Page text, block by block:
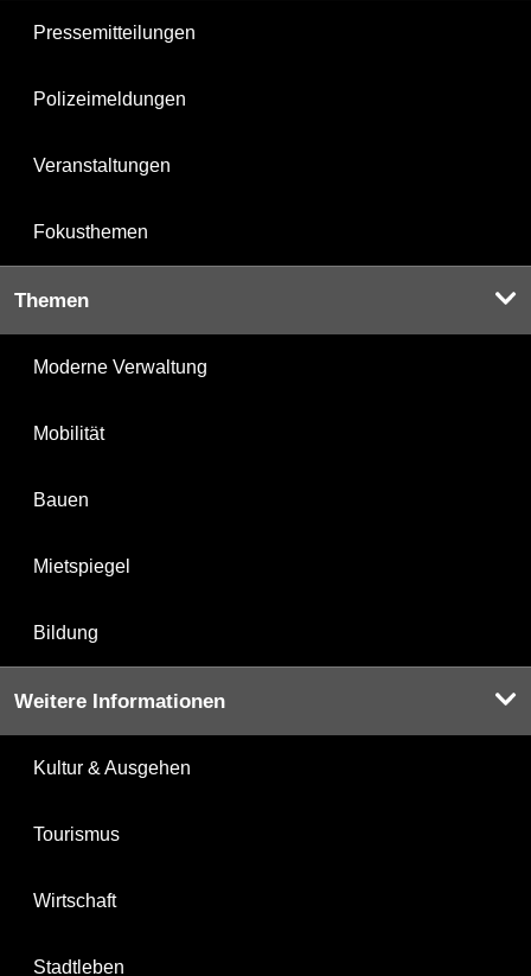
Pressemitteilungen
Polizeimeldungen
Veranstaltungen
Fokusthemen
Themen
Moderne Verwaltung
Mobilität
Bauen
Mietspiegel
Bildung
Weitere Informationen
Kultur & Ausgehen
Tourismus
Wirtschaft
Stadtleben